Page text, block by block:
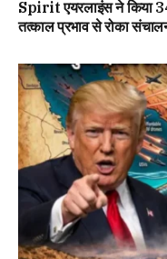
Spirit एयरलाइंस ने किया
तत्काल प्रभाव से रोका